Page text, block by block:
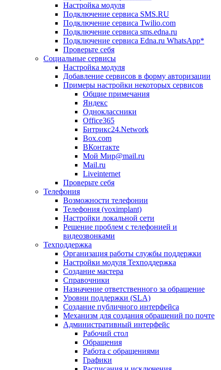
Настройка модуля
Подключение сервиса SMS.RU
Подключение сервиса Twilio.com
Подключение сервиса sms.edna.ru
Подключение сервиса Edna.ru WhatsApp*
Проверьте себя
Социальные сервисы
Настройка модуля
Добавление сервисов в форму авторизации
Примеры настройки некоторых сервисов
Общие примечания
Яндекс
Одноклассники
Office365
Битрикс24.Network
Box.com
ВКонтакте
Мой Мир@mail.ru
Mail.ru
Liveinternet
Проверьте себя
Телефония
Возможности телефонии
Телефония (voximplant)
Настройки локальной сети
Решение проблем с телефонией и
видеозвонками
Техподдержка
Организация работы службы поддержки
Настройки модуля Техподдержка
Создание мастера
Справочники
Назначение ответственного за обращение
Уровни поддержки (SLA)
Создание публичного интерфейса
Механизм для создания обращений по почте
Административный интерфейс
Рабочий стол
Обращения
Работа с обращениями
Графики